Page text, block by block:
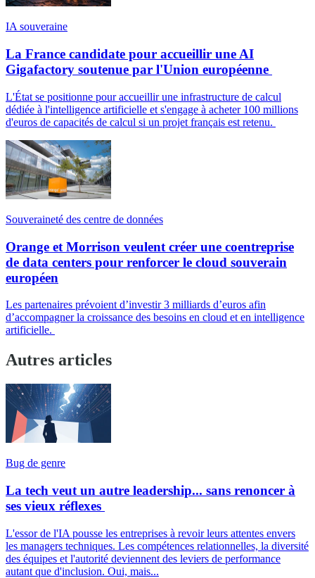
IA souveraine
La France candidate pour accueillir une AI
Gigafactory soutenue par l'Union européenne
L'État se positionne pour accueillir une infrastructure de calcul
dédiée à l'intelligence artificielle et s'engage à acheter 100 millions
d'euros de capacités de calcul si un projet français est retenu.
Souveraineté des centre de données
Orange et Morrison veulent créer une coentreprise
de data centers pour renforcer le cloud souverain
européen
Les partenaires prévoient d’investir 3 milliards d’euros afin
d’accompagner la croissance des besoins en cloud et en intelligence
artificielle.
Autres articles
Bug de genre
La tech veut un autre leadership... sans renoncer à
ses vieux réflexes
L'essor de l'IA pousse les entreprises à revoir leurs attentes envers
les managers techniques. Les compétences relationnelles, la diversité
des équipes et l'autorité deviennent des leviers de performance
autant que d'inclusion. Oui, mais...